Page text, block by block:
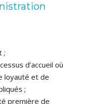
;
d’accueil où
loyauté et de
;
première de